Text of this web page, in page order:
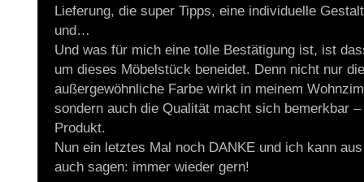
Lieferung, die super Tipps, eine individuelle
und…
Und was für mich eine tolle Bestätigung ist, ist
um dieses Möbelstück beneidet. Denn nicht nur
außergewöhnliche Farbe wirkt in meinem
sondern auch die Qualität macht sich bemerkbar
Produkt.
Nun ein letztes Mal noch DANKE und ich kann
auch sagen: immer wieder gern!